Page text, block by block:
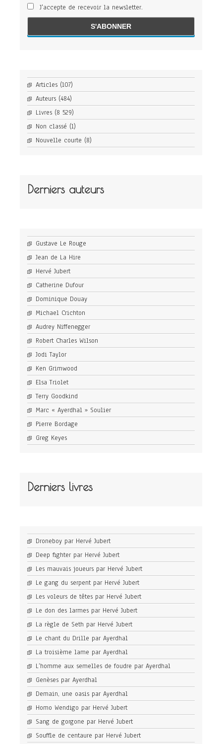
J'accepte de recevoir la newsletter.
Articles (107)
Auteurs (484)
Livres (8 529)
Non classé (1)
Nouvelle courte (8)
Derniers auteurs
Gustave Le Rouge
Jean de La Hire
Hervé Jubert
Catherine Dufour
Dominique Douay
Michael Crichton
Audrey Niffenegger
Robert Charles Wilson
Jodi Taylor
Ken Grimwood
Elsa Triolet
Terry Goodkind
Marc « Ayerdhal » Soulier
Pierre Bordage
Greg Keyes
Derniers livres
Droneboy par Hervé Jubert
Deep fighter par Hervé Jubert
Les mauvais joueurs par Hervé Jubert
Le gang du serpent par Hervé Jubert
Les voleurs de têtes par Hervé Jubert
Le don des larmes par Hervé Jubert
La règle de Seth par Hervé Jubert
Le chant du Drille par Ayerdhal
La troisième lame par Ayerdhal
L’homme aux semelles de foudre par Ayerdhal
Genèses par Ayerdhal
Demain, une oasis par Ayerdhal
Homo Wendigo par Hervé Jubert
Sang de gorgone par Hervé Jubert
Souffle de centaure par Hervé Jubert